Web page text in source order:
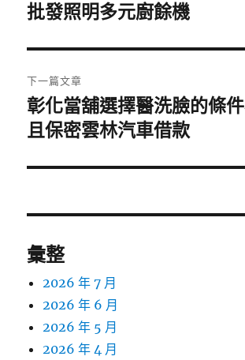
導
覽
一
文
章:
批發照明多元廚餘機
下一篇文章
下
一
文
彰化當舖選擇醫洗臉的條
且保密雲林汽車借款
彙整
2026 年 7 月
2026 年 6 月
2026 年 5 月
2026 年 4 月